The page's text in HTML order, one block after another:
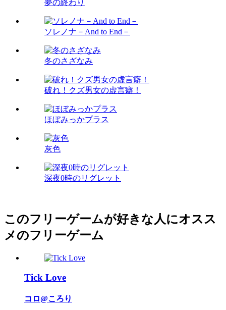
夢の終わり
ソレノナ－And to End－
冬のさざなみ
破れ！クズ男女の虚言癖！
ほぼみっかプラス
灰色
深夜0時のリグレット
このフリーゲームが好きな人にオスス
メのフリーゲーム
Tick Love
コロ@ころり